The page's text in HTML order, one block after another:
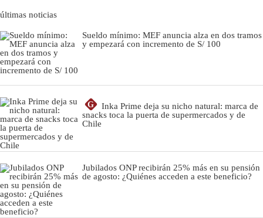
últimas noticias
Sueldo mínimo: MEF anuncia alza en dos tramos
y empezará con incremento de S/ 100
G
Inka Prime deja su nicho natural: marca de
snacks toca la puerta de supermercados y de
Chile
Jubilados ONP recibirán 25% más en su pensión
de agosto: ¿Quiénes acceden a este beneficio?